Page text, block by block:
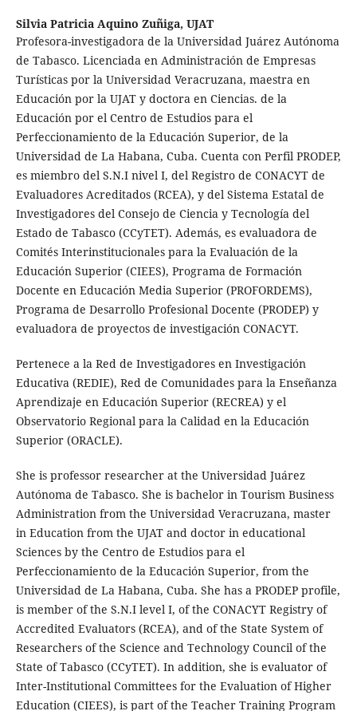
Silvia Patricia Aquino Zuñiga, UJAT
Profesora-investigadora de la Universidad Juárez Autónoma
de Tabasco. Licenciada en Administración de Empresas
Turísticas por la Universidad Veracruzana, maestra en
Educación por la UJAT y doctora en Ciencias. de la
Educación por el Centro de Estudios para el
Perfeccionamiento de la Educación Superior, de la
Universidad de La Habana, Cuba. Cuenta con Perfil PRODEP,
es miembro del S.N.I nivel I, del Registro de CONACYT de
Evaluadores Acreditados (RCEA), y del Sistema Estatal de
Investigadores del Consejo de Ciencia y Tecnología del
Estado de Tabasco (CCyTET). Además, es evaluadora de
Comités Interinstitucionales para la Evaluación de la
Educación Superior (CIEES), Programa de Formación
Docente en Educación Media Superior (PROFORDEMS),
Programa de Desarrollo Profesional Docente (PRODEP) y
evaluadora de proyectos de investigación CONACYT.
Pertenece a la Red de Investigadores en Investigación
Educativa (REDIE), Red de Comunidades para la Enseñanza
Aprendizaje en Educación Superior (RECREA) y el
Observatorio Regional para la Calidad en la Educación
Superior (ORACLE).
She is professor researcher at the Universidad Juárez
Autónoma de Tabasco. She is bachelor in Tourism Business
Administration from the Universidad Veracruzana, master
in Education from the UJAT and doctor in educational
Sciences by the Centro de Estudios para el
Perfeccionamiento de la Educación Superior, from the
Universidad de La Habana, Cuba. She has a PRODEP profile,
is member of the S.N.I level I, of the CONACYT Registry of
Accredited Evaluators (RCEA), and of the State System of
Researchers of the Science and Technology Council of the
State of Tabasco (CCyTET). In addition, she is evaluator of
Inter-Institutional Committees for the Evaluation of Higher
Education (CIEES), is part of the Teacher Training Program